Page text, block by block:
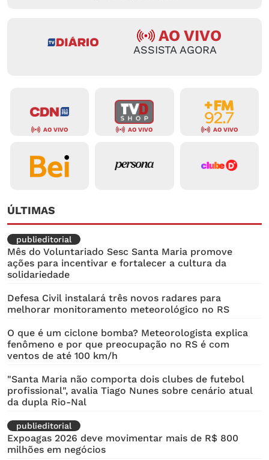
AO VIVO
ASSISTA AGORA
AO VIVO AO VIVO AO VIVO
ÚLTIMAS
publieditorial
Mês do Voluntariado Sesc Santa Maria promove
ações para incentivar e fortalecer a cultura da
solidariedade
Defesa Civil instalará três novos radares para
melhorar monitoramento meteorológico no RS
O que é um ciclone bomba? Meteorologista explica
fenômeno e por que preocupação no RS é com
ventos de até 100 km/h
"Santa Maria não comporta dois clubes de futebol
profissional", avalia Tiago Nunes sobre cenário atual
da dupla Rio-Nal
publieditorial
Expoagas 2026 deve movimentar mais de R$ 800
milhões em negócios